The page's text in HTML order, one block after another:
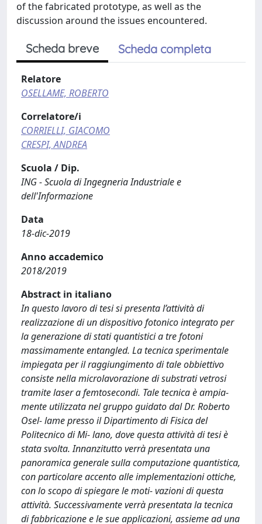
of the fabricated prototype, as well as the
discussion around the issues encountered.
Scheda breve Scheda completa
Relatore
OSELLAME, ROBERTO
Correlatore/i
CORRIELLI, GIACOMO
CRESPI, ANDREA
Scuola / Dip.
ING - Scuola di Ingegneria Industriale e
dell'Informazione
Data
18-dic-2019
Anno accademico
2018/2019
Abstract in italiano
In questo lavoro di tesi si presenta l’attività di
realizzazione di un dispositivo fotonico integrato per
la generazione di stati quantistici a tre fotoni
massimamente entangled. La tecnica sperimentale
impiegata per il raggiungimento di tale obbiettivo
consiste nella microlavorazione di substrati vetrosi
tramite laser a femtosecondi. Tale tecnica è ampia-
mente utilizzata nel gruppo guidato dal Dr. Roberto
Osel- lame presso il Dipartimento di Fisica del
Politecnico di Mi- lano, dove questa attività di tesi è
stata svolta. Innanzitutto verrà presentata una
panoramica generale sulla computazione quantistica,
con particolare accento alle implementazioni ottiche,
con lo scopo di spiegare le moti- vazioni di questa
attività. Successivamente verrà presentata la tecnica
di fabbricazione e le sue applicazioni, assieme ad una